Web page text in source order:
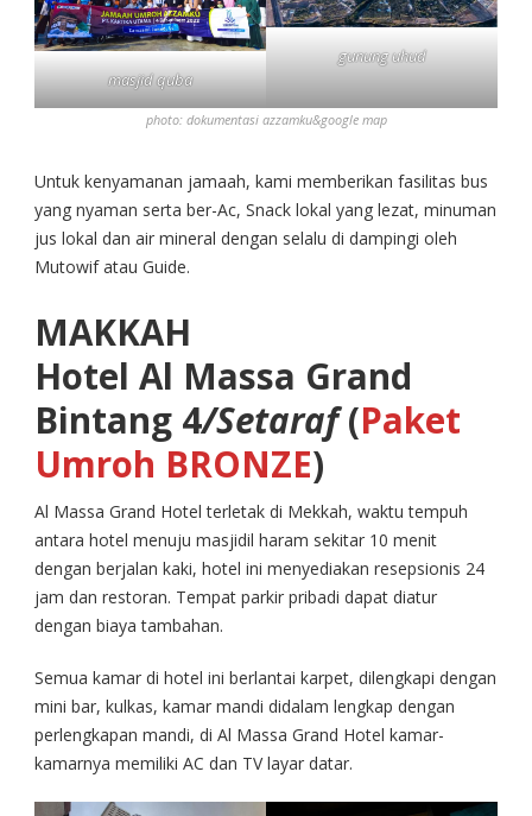
masjid quba
gunung uhud
photo: dokumentasi azzamku&google map
Untuk kenyamanan jamaah, kami memberikan fasilitas bus
yang nyaman serta ber-Ac, Snack lokal yang lezat, minuman
jus lokal dan air mineral dengan selalu di dampingi oleh
Mutowif atau Guide.
MAKKAH
Hotel Al Massa Grand
Bintang 4/Setaraf (Paket
Umroh BRONZE)
Al Massa Grand Hotel terletak di Mekkah, waktu tempuh
antara hotel menuju masjidil haram sekitar 10 menit
dengan berjalan kaki, hotel ini menyediakan resepsionis 24
jam dan restoran. Tempat parkir pribadi dapat diatur
dengan biaya tambahan.
Semua kamar di hotel ini berlantai karpet, dilengkapi dengan
mini bar, kulkas, kamar mandi didalam lengkap dengan
perlengkapan mandi, di Al Massa Grand Hotel kamar-
kamarnya memiliki AC dan TV layar datar.